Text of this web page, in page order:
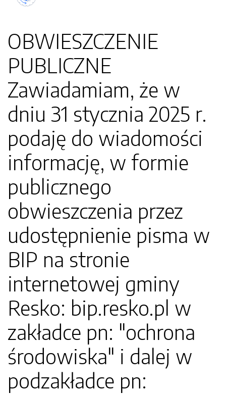
OBWIESZCZENIE
PUBLICZNE
Zawiadamiam, że w
dniu 31 stycznia 2025 r.
podaję do wiadomości
informację, w formie
publicznego
obwieszczenia przez
udostępnienie pisma w
BIP na stronie
internetowej gminy
Resko: bip.resko.pl w
zakładce pn: "ochrona
środowiska" i dalej w
podzakładce pn: